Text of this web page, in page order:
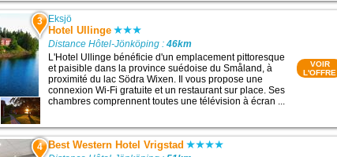
3 Eksjö
Hotel Ullinge
Distance Hôtel-Jönköping :46km
L'Hotel Ullinge bénéficie d'un emplacement pittoresque
et paisible dans la province suédoise du Småland, à
proximité du lac Södra Wixen. Il vous propose une
connexion Wi-Fi gratuite et un restaurant sur place. Ses
chambres comprennent toutes une télévision à écran ...
VOIR
L'OFFRE
4 Best Western Hotel Vrigstad